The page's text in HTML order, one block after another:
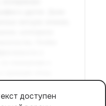
доступен